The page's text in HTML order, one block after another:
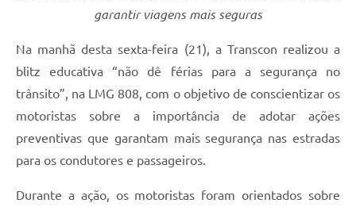
garantir viagens mais seguras
Na manhã desta sexta-feira (21), a Transcon realizou a
blitz educativa “não dê férias para a segurança no
trânsito”, na LMG 808, com o objetivo de conscientizar os
motoristas sobre a importância de adotar ações
preventivas que garantam mais segurança nas estradas
para os condutores e passageiros.
Durante a ação, os motoristas foram orientados sobre